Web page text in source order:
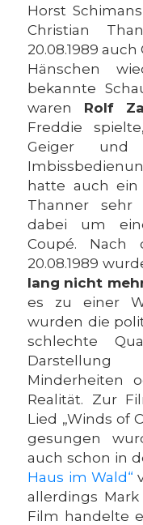
Horst
Christian
20.08.1989
Hänschen
bekannte
waren Rolf
Freddie
Geiger
hatte auch
Thanner sehr
dabei um
Coupé. Nach
20.08.1989
lang nicht
es zu einer
wurden die
schlechte
Minderheiten
Realität. Zur
Lied „Winds of
gesungen
auch schon in
Haus im Wald“
allerdings
Film handelte